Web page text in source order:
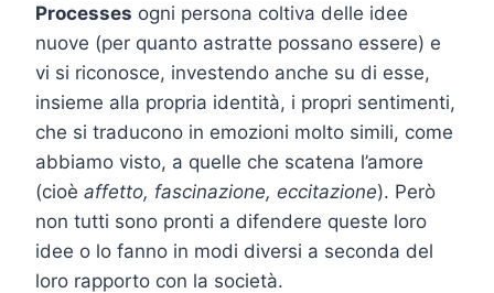
Processes ogni persona coltiva delle idee
nuove (per quanto astratte possano essere) e
vi si riconosce, investendo anche su di esse,
insieme alla propria identità, i propri sentimenti,
che si traducono in emozioni molto simili, come
abbiamo visto, a quelle che scatena l’amore
(cioè affetto, fascinazione, eccitazione). Però
non tutti sono pronti a difendere queste loro
idee o lo fanno in modi diversi a seconda del
loro rapporto con la società.